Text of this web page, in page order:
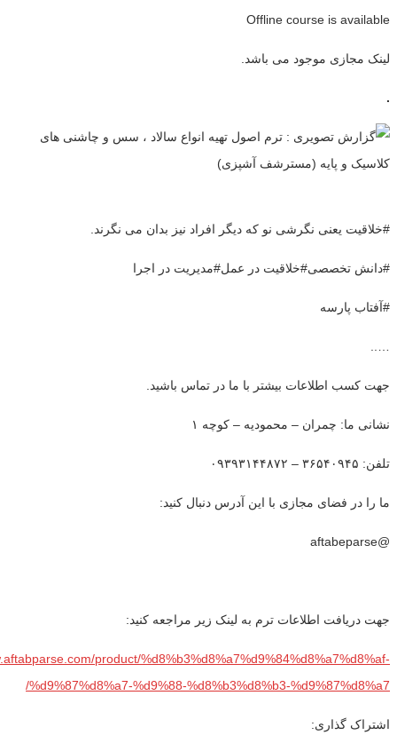
Offline course is available
لینک مجازی موجود می باشد.
.
#خلاقیت یعنی نگرشی نو که دیگر افراد نیز بدان می نگرند.
#دانش تخصصی#خلاقیت در عمل#مدیریت در اجرا
#آفتاب پارسه
جهت کسب اطلاعات بیشتر با ما در تماس باشید.
نشانی ما: چمران – محمودیه – کوچه ۱
تلفن: ۳۶۵۴۰۹۴۵ – ۰۹۳۹۳۱۴۴۸۷۲
ما را در فضای مجازی با این آدرس دنبال کنید:
@aftabeparse
جهت دریافت اطلاعات ترم به لینک زیر مراجعه کنید:
product/%d8%b3%d8%a7%d9%84%d8%a7%d8%af-
%d9%87%d8%a7-%d9%88-%d8%b3%d8%b3-%d9%87%d8%a7/
اشتراک گذاری: